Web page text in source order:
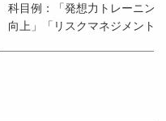
科目例：「発想力トレーニン
向上」「リスクマネジメント